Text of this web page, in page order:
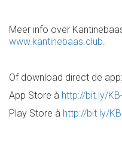
Meer info over
www.kantinebaas.club
Of download direct de app:
App Store à http://bit.ly/
Play Store à http://bit.ly/